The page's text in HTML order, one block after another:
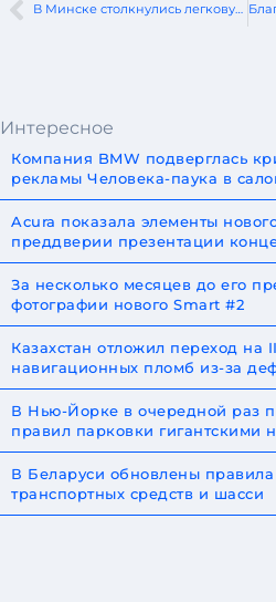
В Минске столкнулись легковушка и электробус. Пострадали 4 человека
Интересное
Компания BMW подверглась
рекламы Человека-паука в
Acura показала элементы
преддверии презентации
За несколько месяцев до его
фотографии нового Smart #2
Казахстан отложил переход на
навигационных пломб из-за
В Нью-Йорке в очередной раз
правил парковки гигантскими
В Беларуси обновлены правила
транспортных средств и шасси